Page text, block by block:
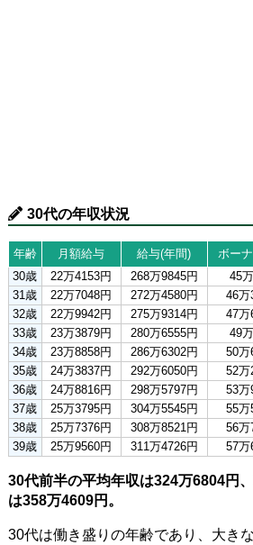
30代の年収状況
年齢 月額給与 給与(年間) ボー
30歳
22万4153円 268万9845円 45
31歳
22万7048円 272万4580円 46万
32歳
22万9942円 275万9314円 47万
33歳
23万3879円 280万6555円 49
34歳
23万8858円 286万6302円 50万
35歳
24万3837円 292万6050円 52万
36歳
24万8816円 298万5797円 53万
37歳
25万3795円 304万5545円 55万
38歳
25万7376円 308万8521円 56万
39歳
25万9560円 311万4726円 57万
30代前半の平均年収は324万6804円
は358万4609円。
30代は働き盛りの年齢であり、大き